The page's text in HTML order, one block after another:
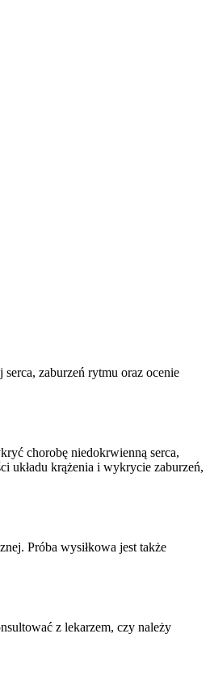
zaburzeń rytmu oraz ocenie
chorobę niedokrwienną serca,
układu krążenia i wykrycie zaburzeń,
Próba wysiłkowa jest także
z lekarzem, czy należy